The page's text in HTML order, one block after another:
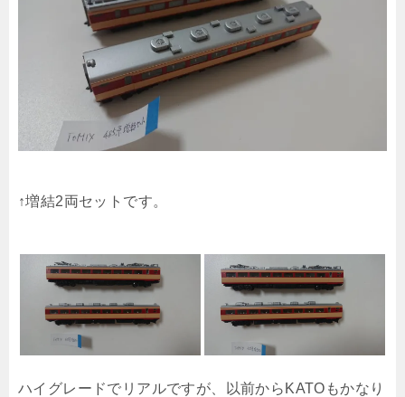
↑増結2両セットです。
ハイグレードでリアルですが、以前からKATOもかなり